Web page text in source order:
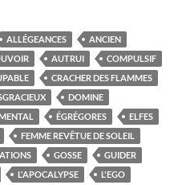
ALLÉGEANCES
ANCIEN
AUTRUI
COMPULSIF
CRACHER DES FLAMMES
DOMINE
ÉGRÉGORES
ELFES
FEMME REVÊTUE DE SOLEIL
GOSSE
GUIDER
L'APOCALYPSE
L'EGO